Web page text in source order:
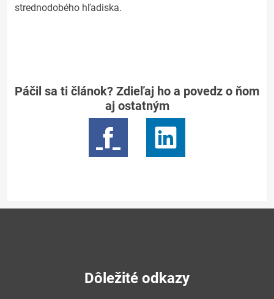
strednodobého hľadiska.
Páčil sa ti článok? Zdieľaj ho a povedz o ňom
aj ostatným
Dôležité odkazy